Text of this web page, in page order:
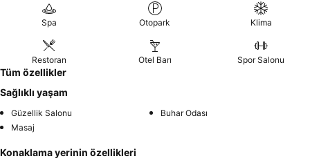
Spa Otopark Klima
Restoran Otel Barı Spor Salonu
Tüm özellikler
Sağlıklı yaşam
Güzellik Salonu
Buhar Odası
Masaj
Konaklama yerinin özellikleri